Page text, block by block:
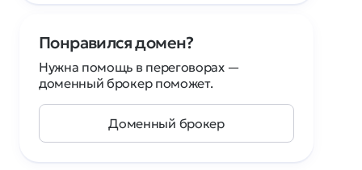
Понравился домен?
Нужна помощь в переговорах —
доменный брокер поможет.
Доменный брокер